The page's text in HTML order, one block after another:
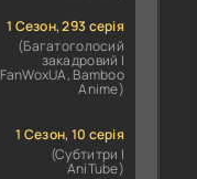
1 Сезон, 293 серія
(Багатоголосий
закадровий |
FanWoxUA, Bamboo
Anime)
1 Сезон, 10 серія
(Субтитри |
AniTube)